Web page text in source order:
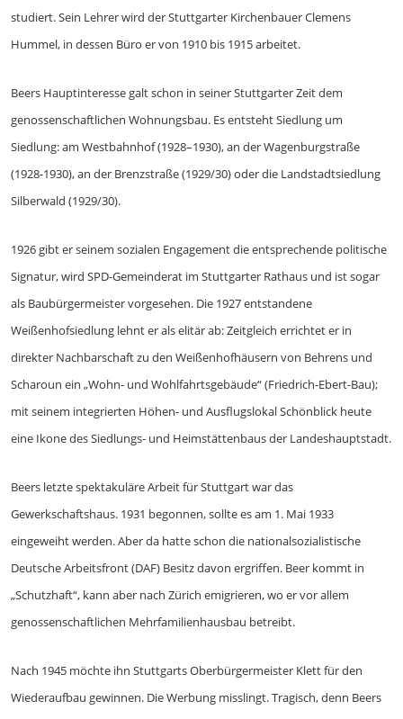
studiert. Sein Lehrer wird der Stuttgarter Kirchenbauer Clemens
Hummel, in dessen Büro er von 1910 bis 1915 arbeitet.
Beers Hauptinteresse galt schon in seiner Stuttgarter Zeit dem
genossenschaftlichen Wohnungsbau. Es entsteht Siedlung um
Siedlung: am Westbahnhof (1928–1930), an der Wagenburgstraße
(1928-1930), an der Brenzstraße (1929/30) oder die Landstadtsiedlung
Silberwald (1929/30).
1926 gibt er seinem sozialen Engagement die entsprechende politische
Signatur, wird SPD-Gemeinderat im Stuttgarter Rathaus und ist sogar
als Baubürgermeister vorgesehen. Die 1927 entstandene
Weißenhofsiedlung lehnt er als elitär ab: Zeitgleich errichtet er in
direkter Nachbarschaft zu den Weißenhofhäusern von Behrens und
Scharoun ein „Wohn- und Wohlfahrtsgebäude“ (Friedrich-Ebert-Bau);
mit seinem integrierten Höhen- und Ausflugslokal Schönblick heute
eine Ikone des Siedlungs- und Heimstättenbaus der Landeshauptstadt.
Beers letzte spektakuläre Arbeit für Stuttgart war das
Gewerkschaftshaus. 1931 begonnen, sollte es am 1. Mai 1933
eingeweiht werden. Aber da hatte schon die nationalsozialistische
Deutsche Arbeitsfront (DAF) Besitz davon ergriffen. Beer kommt in
„Schutzhaft“, kann aber nach Zürich emigrieren, wo er vor allem
genossenschaftlichen Mehrfamilienhausbau betreibt.
Nach 1945 möchte ihn Stuttgarts Oberbürgermeister Klett für den
Wiederaufbau gewinnen. Die Werbung misslingt. Tragisch, denn Beers